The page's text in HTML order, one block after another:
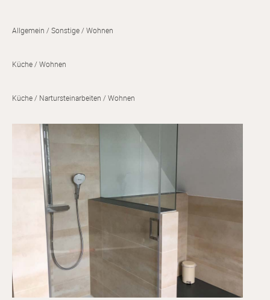
Allgemein Sonstige Wohnen
Küche Wohnen
Küche Nartursteinarbeiten Wohnen